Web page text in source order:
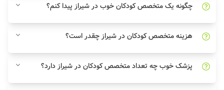
چگونه یک متخصص کودکان خوب در شیراز پیدا کنم؟
هزینه متخصص کودکان در شیراز چقدر است؟
پزشک خوب چه تعداد متخصص کودکان در شیراز دارد؟